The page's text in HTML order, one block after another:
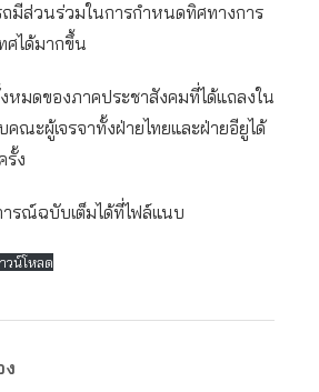
มีส่วนร่วมในการกำหนดทิศทางการ
ศได้มากขึ้น
หมดของภาคประชาสังคมที่ได้แถลงใน
คณะผู้เจรจาทั้งฝ่ายไทยและฝ่ายอียูได้
รั้ง
รณ์ฉบับเต็มได้ที่ไฟล์แนบ
วน์โหลด
ง